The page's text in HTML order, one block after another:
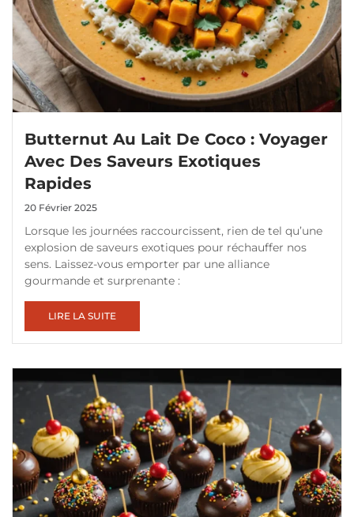
Butternut Au Lait De Coco : Voyager
Avec Des Saveurs Exotiques
Rapides
20 Février 2025
Lorsque les journées raccourcissent, rien de tel qu’une
explosion de saveurs exotiques pour réchauffer nos
sens. Laissez-vous emporter par une alliance
gourmande et surprenante :
LIRE LA SUITE